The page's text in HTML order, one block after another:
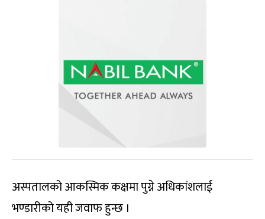
अस्पतालको आकस्मिक कक्षमा पुग्ने अधिकांशलाई
भण्डारीको यही जवाफ हुन्छ ।